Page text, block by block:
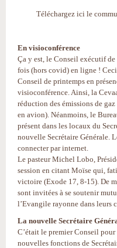
Téléchargez ici le
En visioconférence
Ça y est, le Conseil exécutif de
fois (hors covid) en ligne !
Conseil de printemps en
visioconférence. Ainsi, la
réduction des émissions de
en avion). Néanmoins, le
présent dans les locaux du
nouvelle Secrétaire Générale.
connecter par internet.
Le pasteur Michel Lobo,
session en citant Moïse qui,
victoire (Exode 17, 8-15). De
sont invitées à se soutenir
l’Evangile rayonne dans leurs
La nouvelle Secrétaire
C’était le premier Conseil
nouvelles fonctions de